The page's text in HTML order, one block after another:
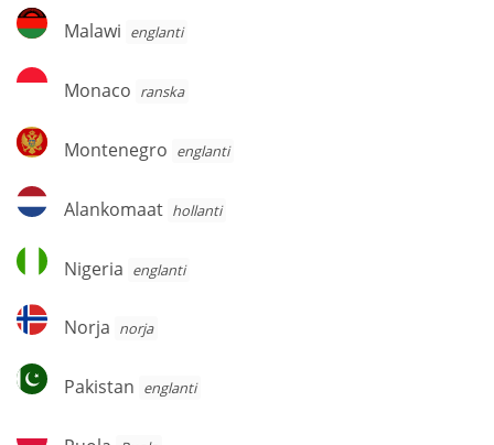
Malawi
Malawi englanti
Monaco
Monaco ranska
Montenegro
Montenegro englanti
Alankomaat
Alankomaat hollanti
Nigeria
Nigeria englanti
Norja
Norja norja
Pakistan
Pakistan englanti
Puola